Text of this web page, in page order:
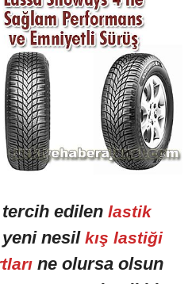
edilen lastik
yeni nesilkış lastiği
ne olursa olsun